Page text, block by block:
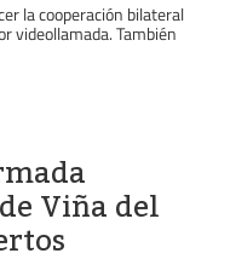
la cooperación bilateral
videollamada. También
Viña del